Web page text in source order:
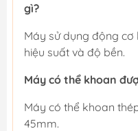
gì?
Máy sử dụng động
hiệu suất và độ bền.
Máy có thể khoan
Máy có thể khoan
45mm.